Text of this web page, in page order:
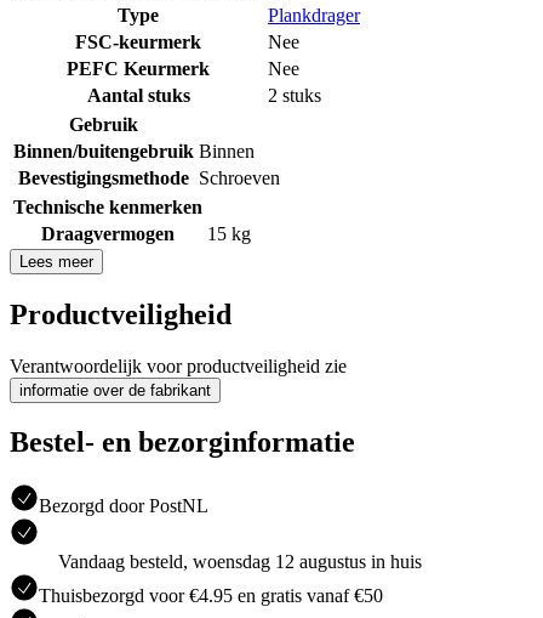
Type
Plankdrager
FSC-keurmerk
Nee
PEFC Keurmerk
Nee
Aantal stuks
2 stuks
Gebruik
Binnen/buitengebruik Binnen
Bevestigingsmethode Schroeven
Technische kenmerken
Draagvermogen
15 kg
Lees meer
Productveiligheid
Verantwoordelijk voor productveiligheid zie
informatie over de fabrikant
Bestel- en bezorginformatie
Bezorgd door PostNL
Vandaag besteld, woensdag 12 augustus in huis
Thuisbezorgd voor €4.95 en gratis vanaf €50